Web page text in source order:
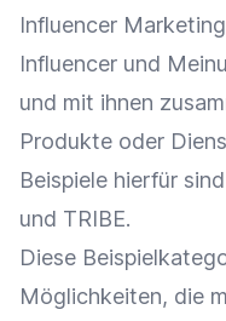
Influencer
Influencer und
und mit ihnen
Produkte oder
Beispiele hierfür
und TRIBE.
Diese
Möglichkeiten, die